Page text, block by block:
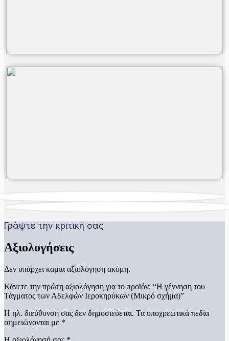
Γράψτε την κριτική σας
Αξιολογήσεις
Δεν υπάρχει καμία αξιολόγηση ακόμη.
Κάνετε την πρώτη αξιολόγηση για το προϊόν: “Η γέννηση του
Τάγματος των Αδελφών Ιεροκηρύκων (Μικρό σχήμα)”
Η ηλ. διεύθυνση σας δεν δημοσιεύεται. Τα υποχρεωτικά πεδία
σημειώνονται με *